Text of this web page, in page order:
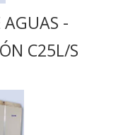
-
C25L/S